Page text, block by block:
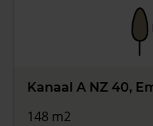
Kanaal A NZ 40,
148 m2